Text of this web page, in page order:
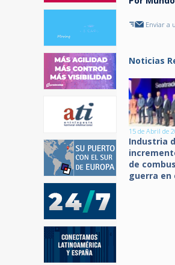
Enviar a
Noticias
15 de Abril de
Industria
de
guerra en